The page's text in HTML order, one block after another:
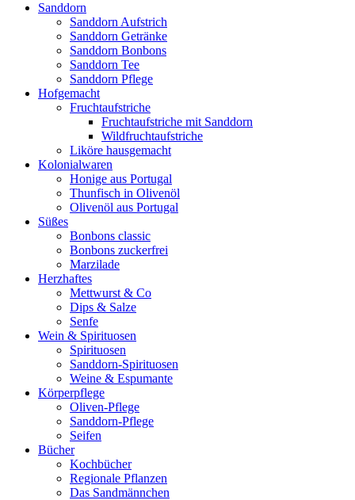
Sanddorn
Sanddorn Aufstrich
Sanddorn Getränke
Sanddorn Bonbons
Sanddorn Tee
Sanddorn Pflege
Hofgemacht
Fruchtaufstriche
Fruchtaufstriche mit Sanddorn
Wildfruchtaufstriche
Liköre hausgemacht
Kolonialwaren
Honige aus Portugal
Thunfisch in Olivenöl
Olivenöl aus Portugal
Süßes
Bonbons classic
Bonbons zuckerfrei
Marzilade
Herzhaftes
Mettwurst & Co
Dips & Salze
Senfe
Wein & Spirituosen
Spirituosen
Sanddorn-Spirituosen
Weine & Espumante
Körperpflege
Oliven-Pflege
Sanddorn-Pflege
Seifen
Bücher
Kochbücher
Regionale Pflanzen
Das Sandmännchen